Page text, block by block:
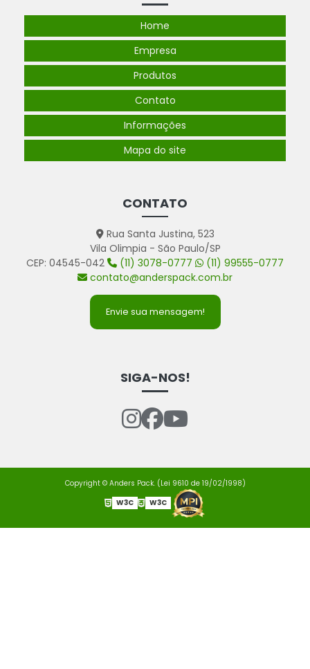
Home
Empresa
Produtos
Contato
Informações
Mapa do site
CONTATO
Rua Santa Justina, 523
Vila Olimpia - São Paulo/SP
CEP: 04545-042
(11) 3078-0777
(11) 99555-0777
contato@anderspack.com.br
Envie sua mensagem!
SIGA-NOS!
Copyright © Anders Pack. (Lei 9610 de 19/02/1998)
W3C
W3C